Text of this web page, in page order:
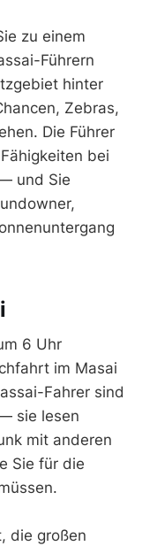
zu einem
Führern
hinter
Zebras,
Die Führer
bei
und Sie
6 Uhr
im Masai
Fahrer sind
sie lesen
mit anderen
Sie für die
die großen